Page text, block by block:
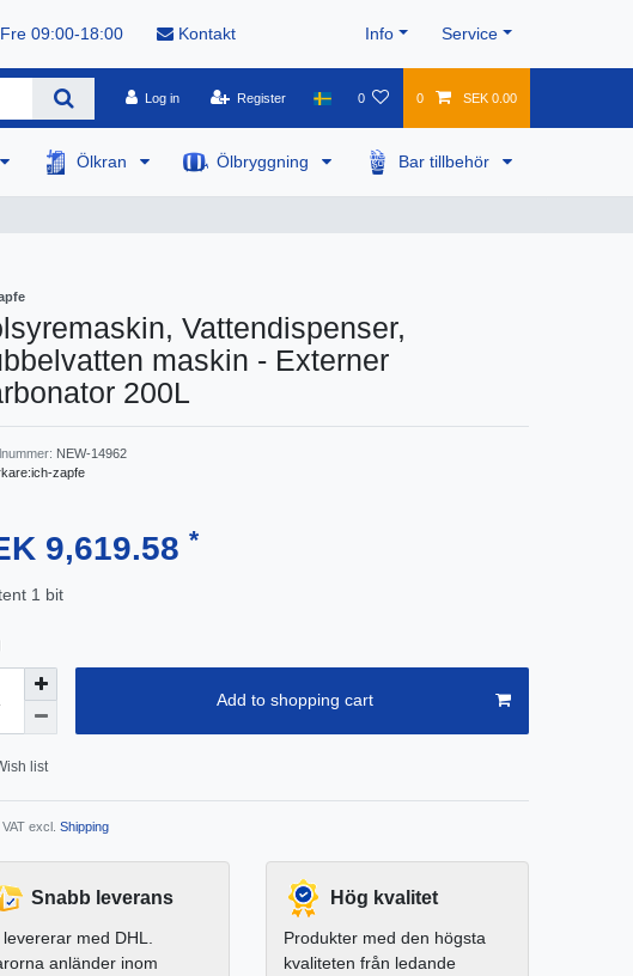
09:00-18:00 Kontakt Info Service
Log in Register 0 0 SEK 0.00
Ölkran Ölbryggning Bar tillbehör
Vattendispenser,
maskin - Externer
200L
NEW-14962
ich-zapfe
9,619.58 *
1 bit
Add to shopping cart
list
excl. Shipping
Snabb leverans
levererar med DHL.
anländer inom
Hög kvalitet
Produkter med den högsta
kvaliteten från ledande